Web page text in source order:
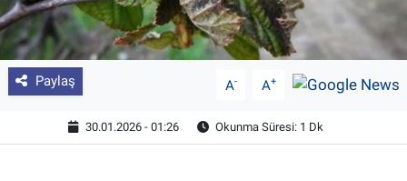
Paylaş A- A+
30.01.2026 - 01:26 Okunma Süresi: 1 Dk
Tahıllar ve Baklagiller
Tohum